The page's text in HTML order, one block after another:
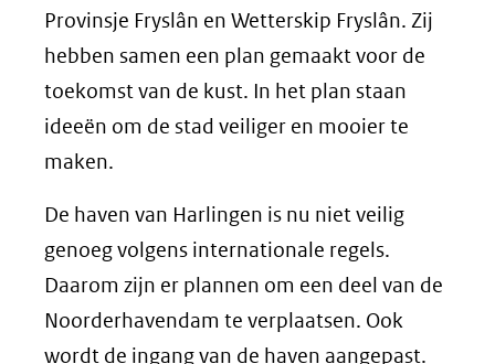
Provinsje Fryslân en Wetterskip Fryslân. Zij
hebben samen een plan gemaakt voor de
toekomst van de kust. In het plan staan
ideeën om de stad veiliger en mooier te
maken.
De haven van Harlingen is nu niet veilig
genoeg volgens internationale regels.
Daarom zijn er plannen om een deel van de
Noorderhavendam te verplaatsen. Ook
wordt de ingang van de haven aangepast.